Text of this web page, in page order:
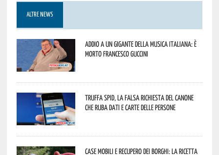
ALTRE NEWS
Addio a un gigante della musica italiana: è
morto Francesco Guccini
Truffa Spid, la falsa richiesta del canone
che ruba dati e carte delle persone
Case mobili e recupero dei borghi: la ricetta